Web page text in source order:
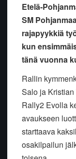
Etelä-
SM
rajapyykkiä
kun
tänä vuonna
Rallin
Salo ja Kristian
Rally2 Evolla
avaukseen
starttaava
osakilpailun